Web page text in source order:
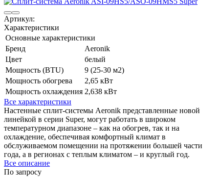
Артикул:
Характеристики
Основные характеристики
Бренд
Aeronik
Цвет
белый
Мощность (BTU)
9 (25-30 м2)
Мощность обогрева
2,65 кВт
Мощность охлаждения 2,638 кВт
Все характеристики
Настенные сплит-системы Aeronik представленные новой
линейкой в серии Super, могут работать в широком
температурном диапазоне – как на обогрев, так и на
охлаждение, обеспечивая комфортный климат в
обслуживаемом помещении на протяжении большей части
года, а в регионах с теплым климатом – и круглый год.
Все описание
По запросу